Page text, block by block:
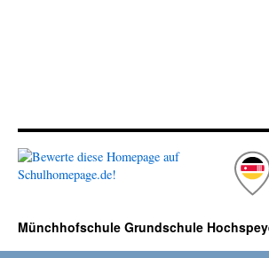
Münchhofschule Grundschule